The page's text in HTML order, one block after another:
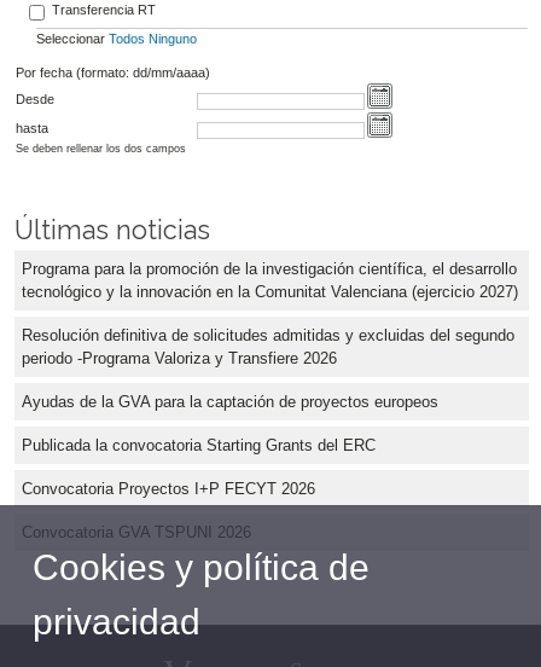
Transferencia RT
Seleccionar Todos Ninguno
Por fecha (formato: dd/mm/aaaa)
Desde
hasta
Se deben rellenar los dos campos
Últimas noticias
Programa para la promoción de la investigación científica, el desarrollo
tecnológico y la innovación en la Comunitat Valenciana (ejercicio 2027)
Resolución definitiva de solicitudes admitidas y excluidas del segundo
periodo -Programa Valoriza y Transfiere 2026
Ayudas de la GVA para la captación de proyectos europeos
Publicada la convocatoria Starting Grants del ERC
Convocatoria Proyectos I+P FECYT 2026
Convocatoria GVA TSPUNI 2026
Cookies y política de
privacidad